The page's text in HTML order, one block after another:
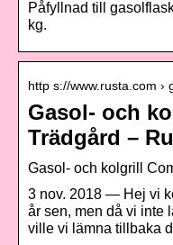
Påfyllnad till
kg.
http s://www.rusta.com ›
Gasol- och
Trädgård –
Gasol- och kolgrill
3 nov. 2018 — Hej vi
år sen, men då vi inte
ville vi lämna tillbaka